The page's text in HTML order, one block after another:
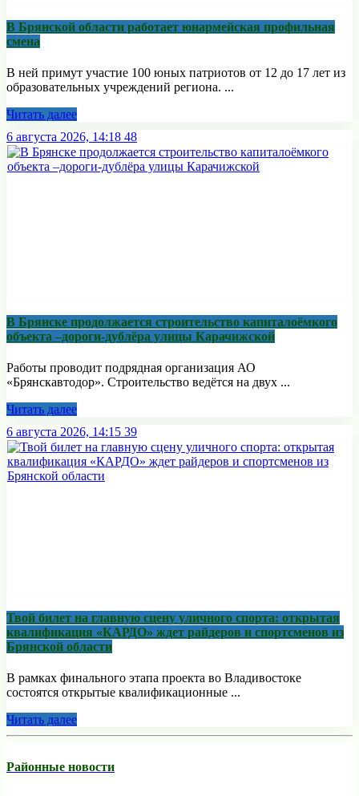
В Брянской области работает юнармейская профильная
смена
В ней примут участие 100 юных патриотов от 12 до 17 лет из
образовательных учреждений региона. ...
Читать далее
6 августа 2026, 14:18 48
В Брянске продолжается строительство капиталоёмкого
объекта –дороги-дублёра улицы Карачижской
Работы проводит подрядная организация АО
«Брянскавтодор». Строительство ведётся на двух ...
Читать далее
6 августа 2026, 14:15 39
Твой билет на главную сцену уличного спорта: открытая
квалификация «КАРДО» ждет райдеров и спортсменов из
Брянской области
В рамках финального этапа проекта во Владивостоке
состоятся открытые квалификационные ...
Читать далее
Районные новости